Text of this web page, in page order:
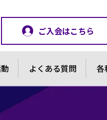
ご入会はこちら
よくある質問 各